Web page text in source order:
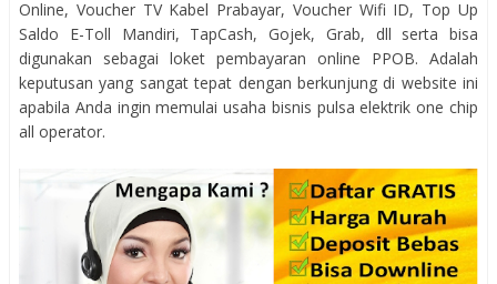
Online, Voucher TV Kabel Prabayar, Voucher Wifi ID, Top Up
Saldo E-Toll Mandiri, TapCash, Gojek, Grab, dll serta bisa
digunakan sebagai loket pembayaran online PPOB. Adalah
keputusan yang sangat tepat dengan berkunjung di website ini
apabila Anda ingin memulai usaha bisnis pulsa elektrik one chip
all operator.